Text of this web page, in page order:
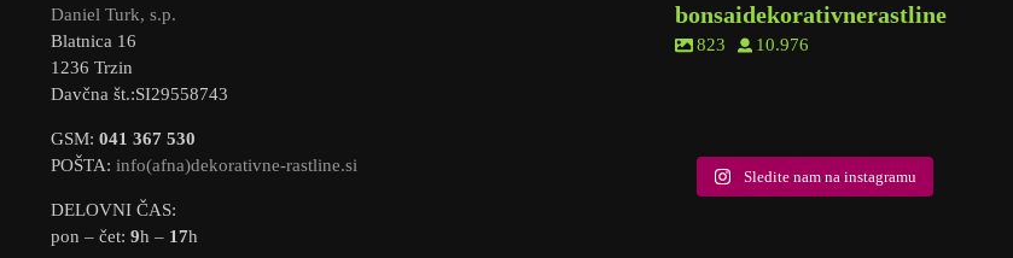
Daniel Turk, s.p.
Blatnica 16
1236 Trzin
Davčna št.:SI29558743
GSM: 041 367 530
POŠTA: info(afna)dekorativne-rastline.si
DELOVNI ČAS:
pon – čet: 9h – 17h
bonsaidekorativnerastline
823 10.976
Sledite nam na instagramu